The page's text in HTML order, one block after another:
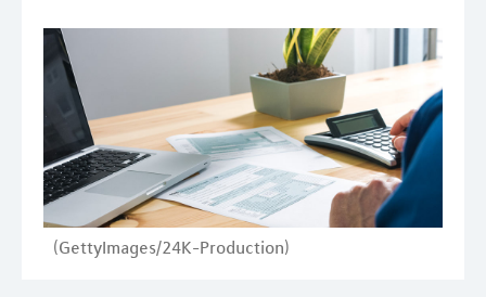
(GettyImages/24K-Production)